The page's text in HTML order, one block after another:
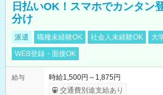
日払いOK！スマホでカンタン
分け
派遣 職種未経験OK 社会人未経験OK 大
WEB登録・面接OK
給与
時給1,500円～1,875円
交通費別途支給あり